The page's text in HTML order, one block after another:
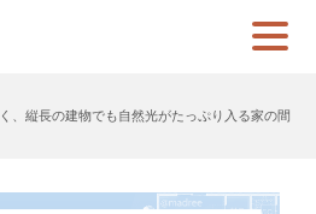
、縦長の建物でも自然光がたっぷり入る家の間